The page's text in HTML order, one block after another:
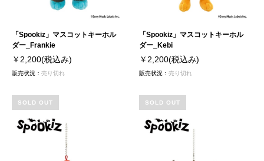
「Spookiz」マスコットキーホル
ダー_Frankie
￥2,200(税込み)
販売状況： 売り切れ
「Spookiz」マスコットキーホル
ダー_Kebi
￥2,200(税込み)
販売状況：売り切れ
SOLD OUT SOLD OUT